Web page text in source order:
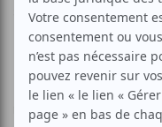
show rock authentique.
• Son et instruments
• Répertoire complet :
récents;